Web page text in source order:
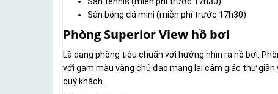
Sân bóng đá mini (miễn phí trước 17h30)
Phòng Superior View hồ bơi
Là dạng phòng tiêu chuẩn với hướng nhìn ra hồ bơi.
với gam màu vàng chủ đạo mang lại cảm giác thư
quý khách.